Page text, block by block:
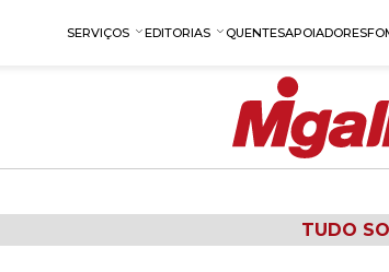
SERVIÇOS EDITORIAS QUENTESAPOIADORES
TUDO